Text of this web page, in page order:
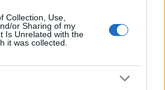
Collection, Use,
or Sharing of my
Is Unrelated with the
it was collected.
verbuvált, az egész turnén
János volt a basszer, az
és a fiatal dobos srácot
az egész este olyan
kedvtelenül játszott, hogy
is elvették, s
ettől elég